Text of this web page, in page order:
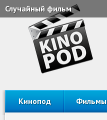
Случайный фильм
Кинопод Фильмы